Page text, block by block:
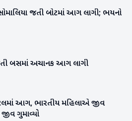
જતી બોટમાં આગ લાગી; ભયનો
બસમાં અચાનક આગ લાગી
આગ, ભારતીય મહિલાએ જીવ
ગુમાવ્યો